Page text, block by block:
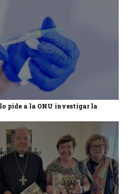
pide a la ONU investigar la